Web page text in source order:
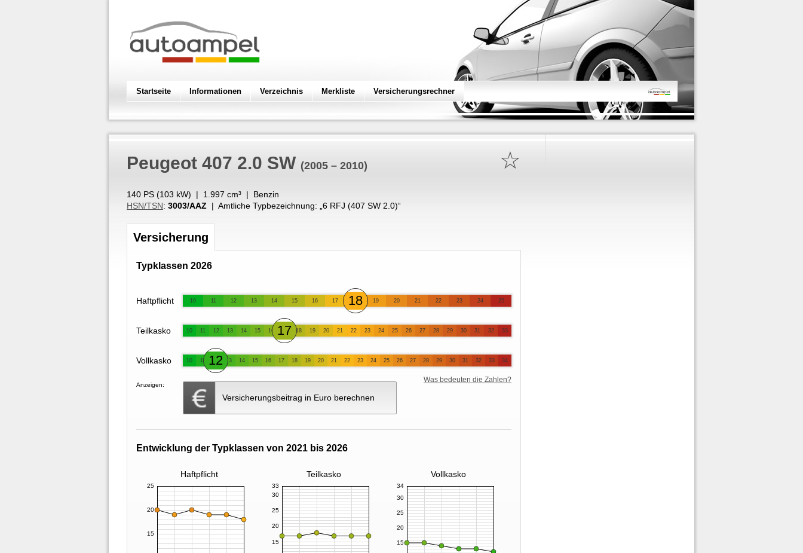
Startseite Informationen Verzeichnis Merkliste Versicherungsrechner
☆
Peugeot 407 2.0 SW (2005 – 2010)
140 PS (103 kW) | 1.997 cm³ | Benzin
HSN/TSN: 3003/AAZ | Amtliche Typbezeichnung: „ 6 RFJ (407 SW 2.0)“
Versicherung
Typklassen 2026
Haftpflicht 10 11 12 13 14 15 16 17 18 19 20 21 22 23 24 25
Teilkasko 10 11 12 13 14 15 16 17 18 19 20 21 22 23 24 25 26 27 28 29 30 31 32 33
Vollkasko 10 11 12 13 14 15 16 17 18 19 20 21 22 23 24 25 26 27 28 29 30 31 32 33 34
Anzeigen:
Versicherungsbeitrag in Euro berechnen
Was bedeuten die Zahlen?
Entwicklung der Typklassen von 2021 bis 2026
Haftpflicht Teilkasko Vollkasko
15
20
25
15
20
25
30
33
15
20
25
30
34